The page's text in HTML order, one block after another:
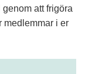
att frigöra
medlemmar i er